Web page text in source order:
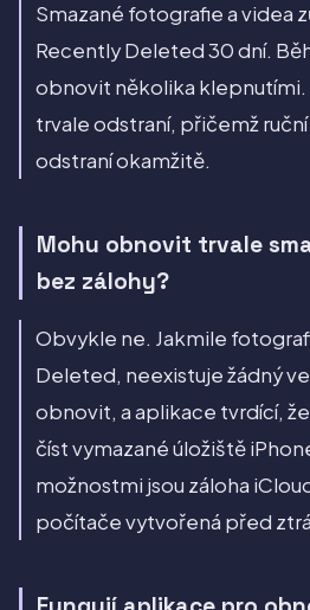
Smazané fotografie a videa
Recently Deleted 30 dní.
obnovit několika klepnutími.
trvale odstraní, přičemž
odstraní okamžitě.
Mohu obnovit trvale
bez zálohy?
Obvykle ne. Jakmile
Deleted, neexistuje žádný
obnovit, a aplikace tvrdící,
číst vymazané úložiště
možnostmi jsou záloha
počítače vytvořená před